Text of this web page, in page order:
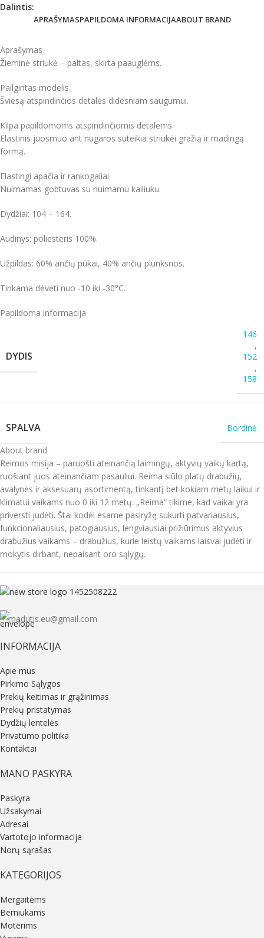
Dalintis:
APRAŠYMASPAPILDOMA INFORMACIJAABOUT BRAND
Aprašymas
Žieminė striukė – paltas, skirta paauglėms.
Pailgintas modelis.
Šviesą atspindinčios detalės didesniam saugumui.
Kilpa papildomoms atspindinčiomis detalėms.
Elastinis juosmuo ant nugaros suteikia striukėi gražią ir madingą
formą.
Elastingi apačia ir rankogaliai.
Nuimamas gobtuvas su nuimamu kailiuku.
Dydžiai: 104 – 164.
Audinys: poliesteris 100%.
Užpildas: 60% ančių pūkai, 40% ančių plunksnos.
Tinkama dėvėti nuo -10 iki -30°C.
Papildoma informacija
DYDIS
146
,
152
,
158
SPALVA
Bordinė
About brand
Reimos misija – paruošti ateinančią laimingų, aktyvių vaikų kartą,
ruošiant juos ateinančiam pasauliui. Reima siūlo platų drabužių,
avalynės ir aksesuarų asortimentą, tinkantį bet kokiam metų laikui ir
klimatui vaikams nuo 0 iki 12 metų. „Reima“ tikime, kad vaikai yra
priversti judėti. Štai kodėl esame pasiryžę sukurti patvariausius,
funkcionaliausius, patogiausius, lengviausiai prižiūrimus aktyvius
drabužius vaikams – drabužius, kurie leistų vaikams laisvai judėti ir
mokytis dirbant, nepaisant oro sąlygų.
madutis.eu@gmail.com
INFORMACIJA
Apie mus
Pirkimo Sąlygos
Prekių keitimas ir grąžinimas
Prekių pristatymas
Dydžių lentelės
Privatumo politika
Kontaktai
MANO PASKYRA
Paskyra
Užsakymai
Adresai
Vartotojo informacija
Norų sąrašas
KATEGORIJOS
Mergaitėms
Berniukams
Moterims